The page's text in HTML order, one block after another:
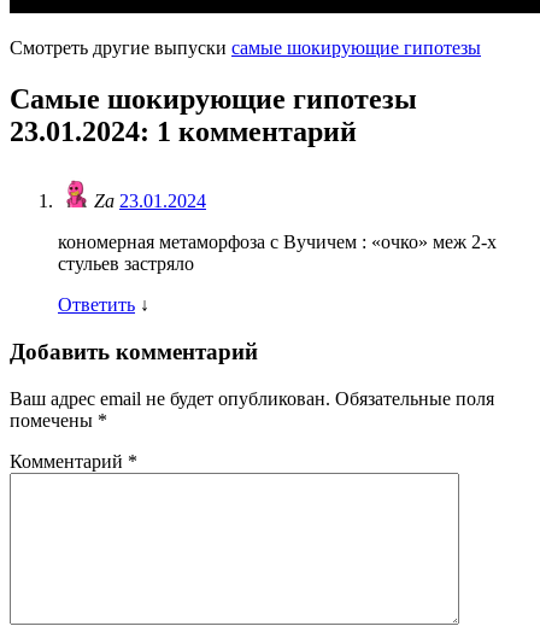
Смотреть другие выпуски самые шокирующие гипотезы
Самые шокирующие гипотезы
23.01.2024: 1 комментарий
Za 23.01.2024
кономерная метаморфоза с Вучичем : «очко» меж 2-х
стульев застряло
Ответить ↓
Добавить комментарий
Ваш адрес email не будет опубликован. Обязательные поля
помечены *
Комментарий *